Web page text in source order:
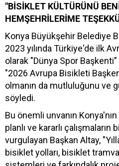
"BİSİKLET KÜLTÜRÜNÜ
HEMŞEHRİLERİME
Konya Büyükşehir Belediye
2023 yılında Türkiye'de ilk
olarak "Dünya Spor
"2026 Avrupa Bisikleti
olmanın da mutluluğunu ve
söyledi.
Bu önemli unvanın
planlı ve kararlı
vurgulayan Başkan Altay,
bisiklet yolları, bisiklet